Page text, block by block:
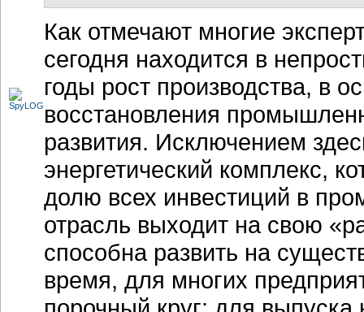
Как отмечают многие
сегодня находится в
годы рост производства, в
восстановления
развития. Исключением
энергетический комплекс,
долю всех инвестиций в
отрасль выходит на свою
способна развить на
время, для многих